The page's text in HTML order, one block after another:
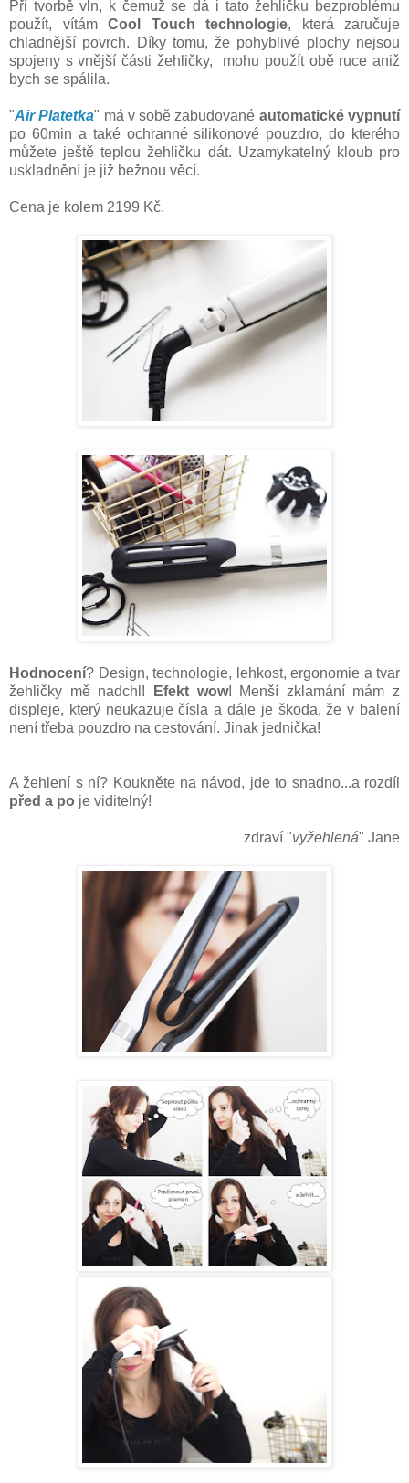
Při tvorbě vln, k čemuž se dá i tato žehličku bezproblému
použít, vítám Cool Touch technologie, která
zaručuje
chladnější povrch. Díky tomu, že pohyblivé plochy nejsou
spojeny s vnější části žehličky, mohu použít obě ruce aniž
bych se spálila.
"Air Platetka" má v sobě zabudované automatické vypnutí
po 60min a také ochranné silikonové pouzdro, do kterého
můžete ještě teplou žehličku dát. Uzamykatelný kloub pro
uskladnění je již bežnou věcí.
Cena je kolem 2199 Kč.
Hodnocení? Design, technologie, lehkost, ergonomie a tvar
žehličky mě nadchl!
Efekt wow! Menší zklamání mám z
displeje, který neukazuje čísla a dále je škoda, že v balení
není třeba pouzdro na cestování. Jinak jednička!
A žehlení s ní? Koukněte na návod, jde to snadno...a rozdíl
před a po je viditelný!
zdraví "vyžehlená" Jane